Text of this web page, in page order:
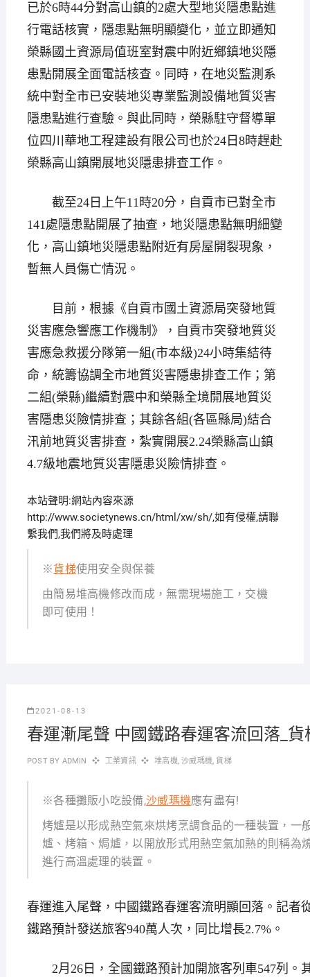
已於6時44分對高山鎮的2處大型地災隱患點進
行電話核實，隱患點無明顯變化，並立即通知
榮縣國土資源局值班室對震中附近鄉鎮地災隱
患點開展全面電話核查。同時，在地災監測系
統中對全市已安裝地災專業監測設備地質災害
隱患點進行查驗。與此同時，榮縣駐守督導單
位四川華地工程建設有限公司也於24日8時趕赴
榮縣高山鎮開展地災隱患排查工作。
截至24日上午11時20分，自貢市已對全市
141處隱患點開展了抽查，地災隱患點無明細變
化，高山鎮地災隱患點附近有房屋開裂現象，
暫無人員傷亡情況。
目前，根據《自貢市國土資源局突發地質
災害應急響應工作機制》，自貢市突發地質災
害應急救援分隊第一組(市本級)24小時集結待
命，統籌協調全市地質災害隱患排查工作；第
二組(榮縣)繼續對震中和榮縣全境開展地質災
害隱患災險情排查；其餘各組(各區縣局)結合
汛前地質災害排查，紮實開展2.24榮縣高山鎮
4.7級地震地質災害隱患災險情排查。
本站聲明:網站內容來源
http://www.societynews.cn/html/xw/sh/,如有侵權,請聯
繫我們,我們將及時處理
※貨梯使用安全與保養
由簡易堆高機修改而成，無需現場施工，交機
即可使用！
2021-08-13
春運漸尾聲 中國鐵路春運客流回落_貨
POST BY ADMIN 工業資訊 堆高機,沙威瑪機,貨梯
※各種攤販小吃設備,沙威瑪機應有盡有!
烤爐是以形成熱空氣來烘烤烹調食品的一種裝置，一
爐、烤箱、焗爐，以開放形式用熱空氣加熱的則稱為
進行高溫處理的裝置。
春運進入尾聲，中國鐵路春運客流明顯回落。記者
鐵路預計發送旅客940萬人次，同比增長2.7%。
2月26日，全國鐵路預計加開旅客列車547列。